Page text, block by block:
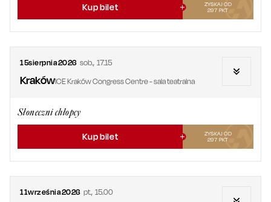
Kup bilet
ZYSKAJ OD
297 PKT
15sierpnia2026 sob., 17.15
KrakówICE Kraków Congress Centre - sala teatralna
Słoneczni chłopcy
Kup bilet
ZYSKAJ OD
297 PKT
11września2026 pt., 15.00